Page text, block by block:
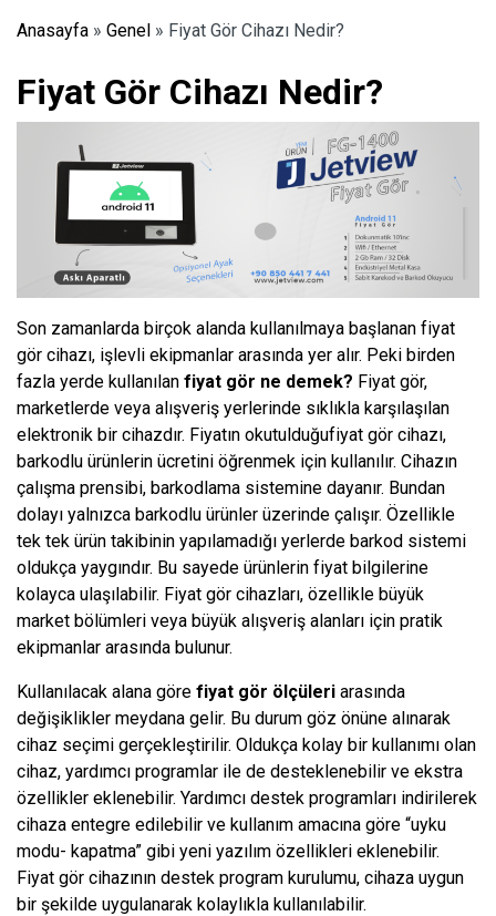
Anasayfa » Genel » Fiyat Gör Cihazı Nedir?
Fiyat Gör Cihazı Nedir?
Son zamanlarda birçok alanda kullanılmaya başlanan fiyat
gör cihazı, işlevli ekipmanlar arasında yer alır. Peki birden
fazla yerde kullanılan fiyat gör ne demek? Fiyat gör,
marketlerde veya alışveriş yerlerinde sıklıkla karşılaşılan
elektronik bir cihazdır. Fiyatın okutulduğufiyat gör cihazı,
barkodlu ürünlerin ücretini öğrenmek için kullanılır. Cihazın
çalışma prensibi, barkodlama sistemine dayanır. Bundan
dolayı yalnızca barkodlu ürünler üzerinde çalışır. Özellikle
tek tek ürün takibinin yapılamadığı yerlerde barkod sistemi
oldukça yaygındır. Bu sayede ürünlerin fiyat bilgilerine
kolayca ulaşılabilir. Fiyat gör cihazları, özellikle büyük
market bölümleri veya büyük alışveriş alanları için pratik
ekipmanlar arasında bulunur.
Kullanılacak alana göre fiyat gör ölçüleri arasında
değişiklikler meydana gelir. Bu durum göz önüne alınarak
cihaz seçimi gerçekleştirilir. Oldukça kolay bir kullanımı olan
cihaz, yardımcı programlar ile de desteklenebilir ve ekstra
özellikler eklenebilir. Yardımcı destek programları indirilerek
cihaza entegre edilebilir ve kullanım amacına göre “uyku
modu- kapatma” gibi yeni yazılım özellikleri eklenebilir.
Fiyat gör cihazının destek program kurulumu, cihaza uygun
bir şekilde uygulanarak kolaylıkla kullanılabilir.